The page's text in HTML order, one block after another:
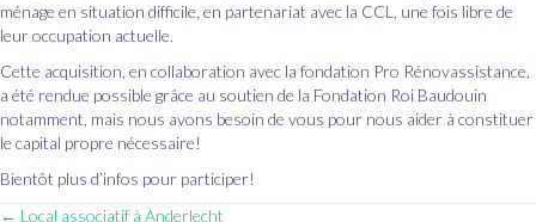
ménage en situation difficile, en partenariat avec la CCL, une fois libre de
leur occupation actuelle.
Cette acquisition, en collaboration avec la fondation Pro Rénovassistance,
a été rendue possible grâce au soutien de la Fondation Roi Baudouin
notamment, mais nous avons besoin de vous pour nous aider à constituer
le capital propre nécessaire!
Bientôt plus d’infos pour participer!
← Local associatif à Anderlecht